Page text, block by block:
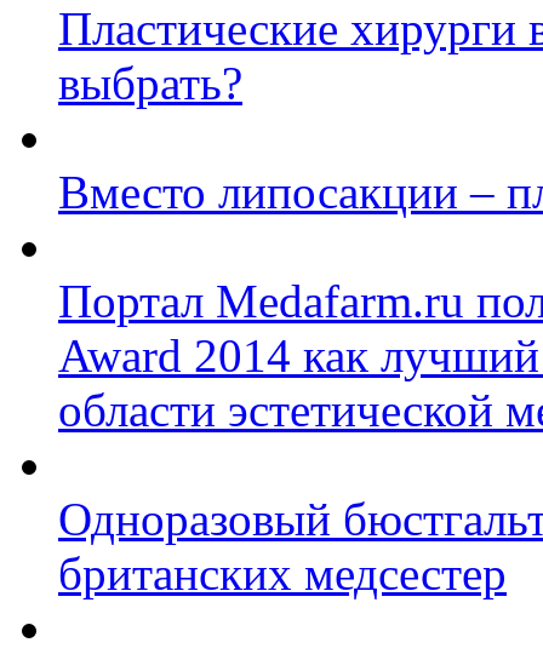
Пластические хирурги
выбрать?
Вместо липосакции –
Портал Medafarm.ru
Award 2014 как
области эстетической
Одноразовый
британских медсестер